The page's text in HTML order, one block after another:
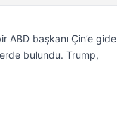
ABD başkanı Çin’e
bulundu. Trump,